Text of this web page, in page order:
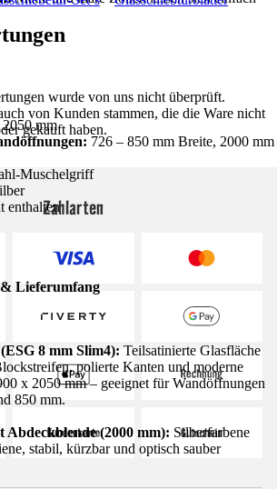
mm
726 – 850 mm Breite, 2000 mm
Muschelgriff
enthalten
Lieferumfang
8 mm Slim4): Teilsatinierte Glasfläche
polierte Kanten und moderne
x 2050 mm – geeignet für Wandöffnungen
850 mm.
Abdeckblende (2000 mm): Silberfarbene
stabil, kürzbar und optisch sauber
wurde von uns nicht überprüft.
von Kunden stammen, die die Ware nicht
gekauft haben.
Zahlarten